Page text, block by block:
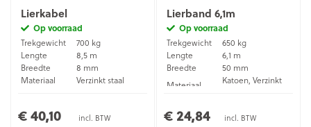
Lierkabel
Op voorraad
Trekgewicht
700 kg
Lengte
8,5 m
Breedte
8 mm
Materiaal
Verzinkt staal
€ 40,10 incl. BTW
Lierband 6,1m
Op voorraad
Trekgewicht
650 kg
Lengte
6,1 m
Breedte
50 mm
Materiaal
Katoen, Verzinkt
€ 24,84 incl. BTW